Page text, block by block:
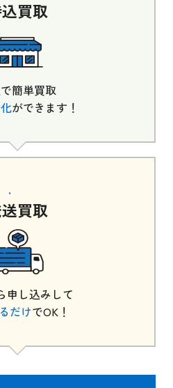
買取
簡単買取
ができます！
買取
申し込みして
だけでOK！